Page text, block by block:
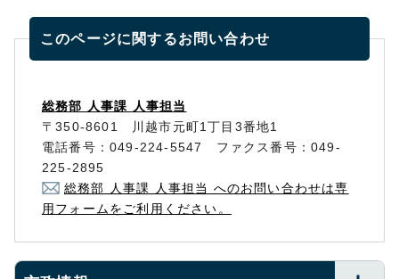
このページに関するお問い合わせ
総務部 人事課 人事担当
〒350-8601 川越市元町1丁目3番地1
電話番号：049-224-5547 ファクス番号：049-
225-2895
総務部 人事課 人事担当 へのお問い合わせは専
用フォームをご利用ください。